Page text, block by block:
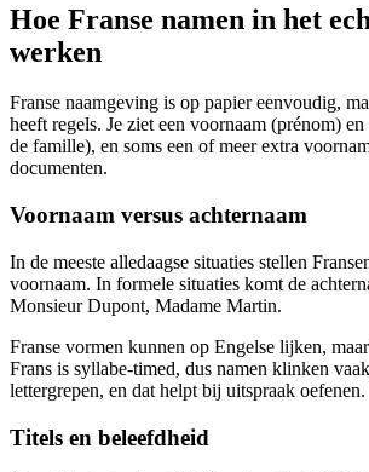
Hoe Franse namen in het
werken
Franse naamgeving is op papier eenvoudig,
heeft regels. Je ziet een voornaam (prénom)
de famille), en soms een of meer extra
documenten.
Voornaam versus achternaam
In de meeste alledaagse situaties stellen
voornaam. In formele situaties komt de
Monsieur Dupont, Madame Martin.
Franse vormen kunnen op Engelse lijken,
Frans is syllabe-timed, dus namen klinken
lettergrepen, en dat helpt bij uitspraak oefenen.
Titels en beleefdheid